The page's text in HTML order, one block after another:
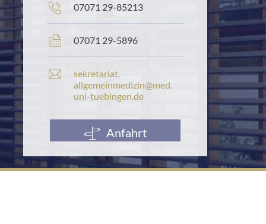
Telefonnummer:
07071 29-85213
Faxnummer:
07071 29-5896
E
-
M
i
-
d
r
sekretariat.​
allgemeinmedizin@​med.​
uni-​tuebingen.​de
Anfahrt